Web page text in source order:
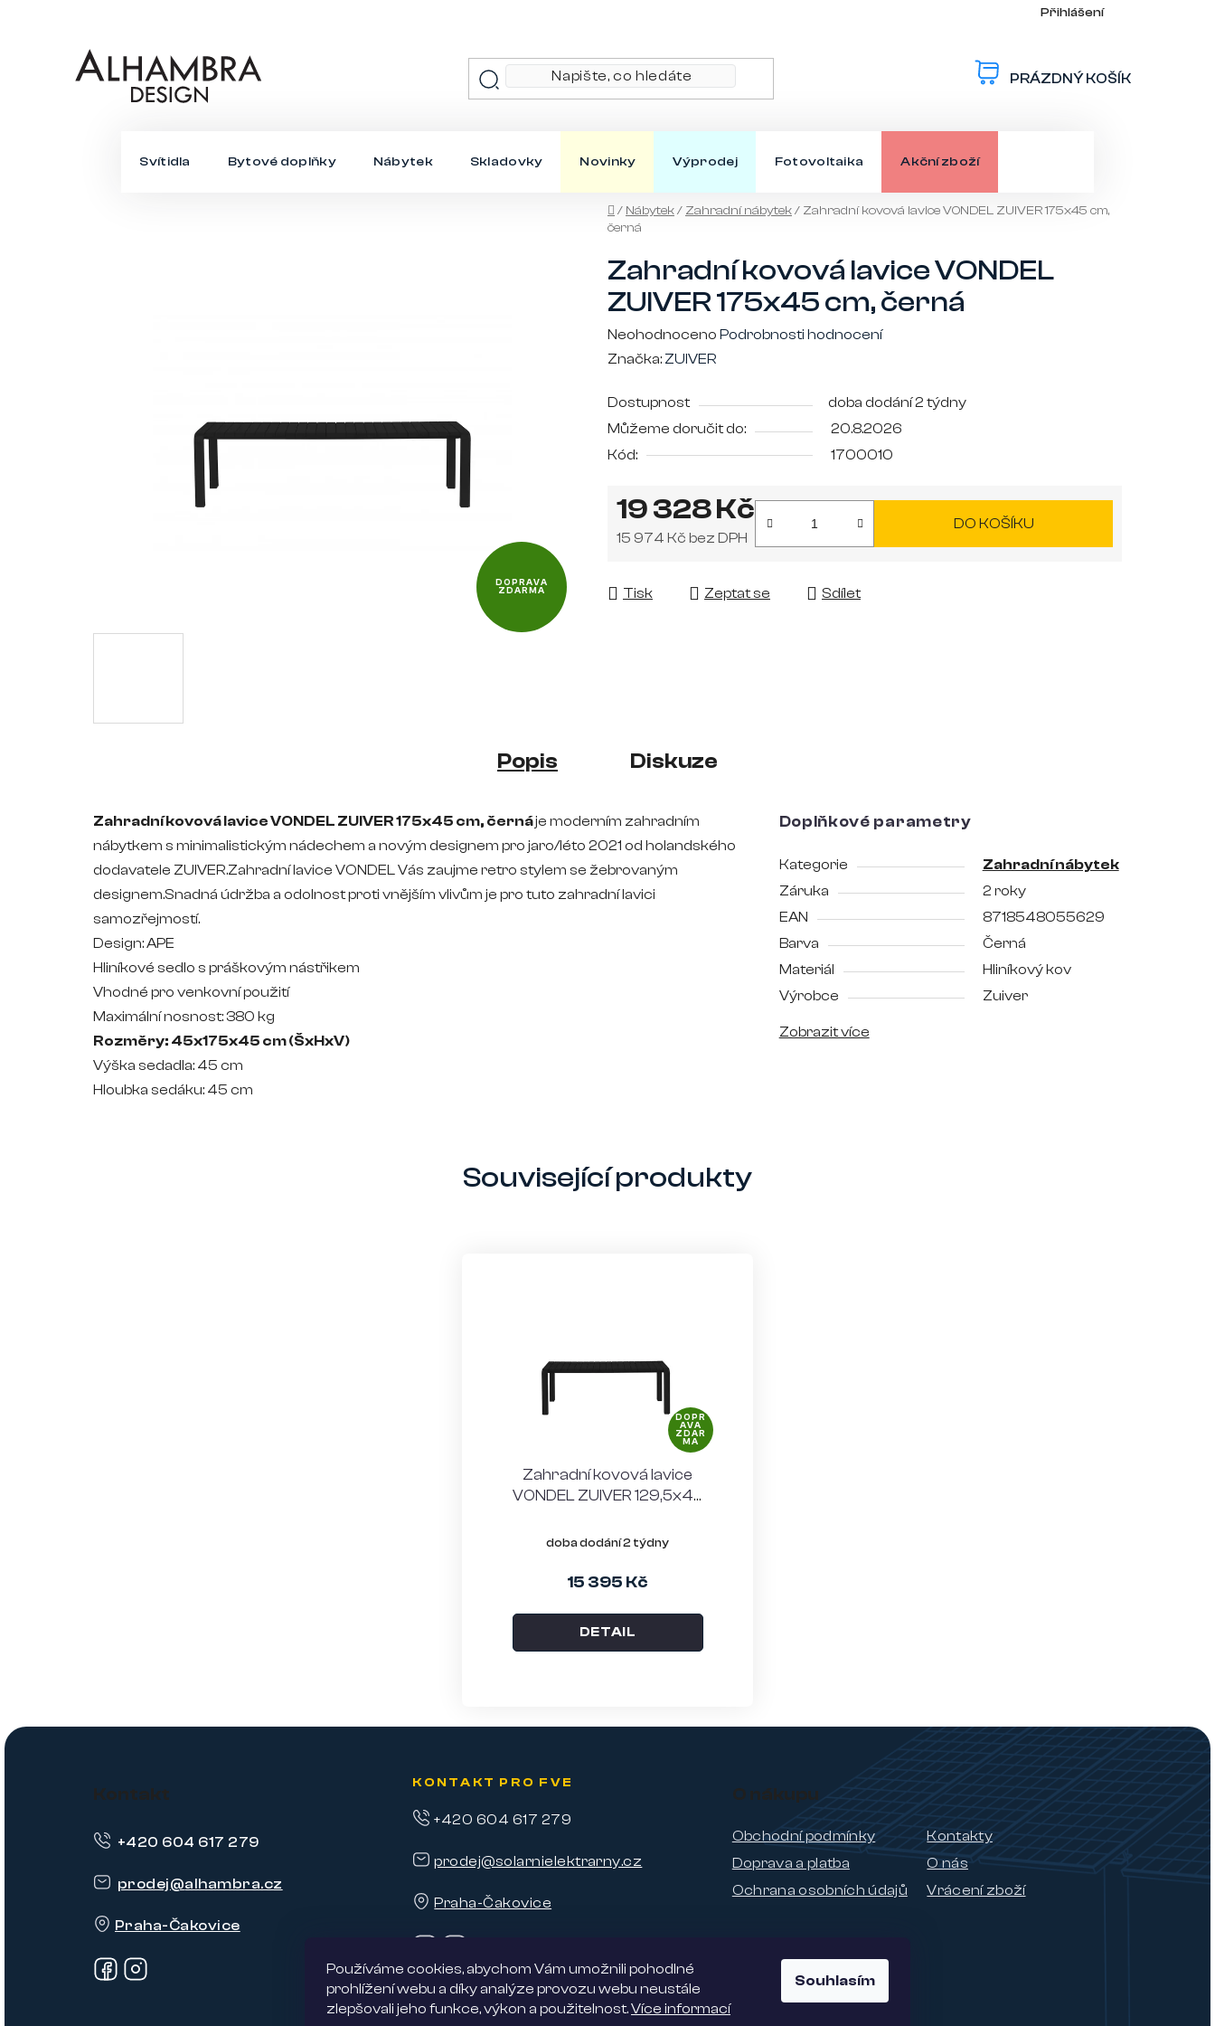
Používáme cookies, abychom Vám umožnili pohodlné
prohlížení webu a díky analýze provozu webu neustále
zlepšovali jeho funkce, výkon a použitelnost.Více informací
Souhlasím
Přihlášení
PRÁZDNÝ KOŠÍK
Svítidla Bytové doplňky Nábytek Skladovky Novinky Výprodej Fotovoltaika Akční zboží
Domů
/ Nábytek/ Zahradní nábytek/ Zahradní kovová lavice VONDEL ZUIVER 175x45 cm,
černá
Zahradní kovová lavice VONDEL
ZUIVER 175x45 cm, černá
Průměrné
hodnocení
je
0,0
z
hvězdiček.
Neohodnoceno Podrobnosti hodnocení
Značka: ZUIVER
Dostupnost
doba dodání 2 týdny
Můžeme doručit do:
20.8.2026
Kód:
1700010
19 328 Kč
15 974 Kč bez DPH
DO KOŠÍKU
Tisk Zeptat se Sdílet
DOPRAVA
ZDARMA
Popis Diskuze
Zahradní kovová lavice VONDEL ZUIVER 175x45 cm, černáje moderním zahradním
nábytkem s minimalistickým nádechem a novým designem pro jaro/léto 2021 od holandského
dodavatele ZUIVER.Zahradní lavice VONDEL Vás zaujme retro stylem se žebrovaným
designem.Snadná údržba a odolnost proti vnějším vlivům je pro tuto zahradní lavici
samozřejmostí.
Design: APE
Hliníkové sedlo s práškovým nástřikem
Vhodné pro venkovní použití
Maximální nosnost: 380 kg
Rozměry: 45x175x45 cm (ŠxHxV)
Výška sedadla: 45 cm
Hloubka sedáku: 45 cm
Doplňkové parametry
Kategorie
Zahradní nábytek
Záruka
2 roky
EAN
8718548055629
Barva
Černá
Materiál
Hliníkový kov
Výrobce
Zuiver
Zobrazit více
Související produkty
DOPR
AVA
ZDAR
MA
Zahradní kovová lavice
VONDEL ZUIVER 129,5x45
doba dodání 2 týdny
15 395 Kč
DETAIL
Kontakt
prodej@alhambra.cz
Praha-Čakovice
+420 604 617 279
KONTAKT PRO FVE
prodej@solarnielektrarny.cz
Praha-Čakovice
+420 604 617 279
O nákupu
Kontakty
Obchodní podmínky
O nás
Doprava a platba
Vrácení zboží
Ochrana osobních údajů